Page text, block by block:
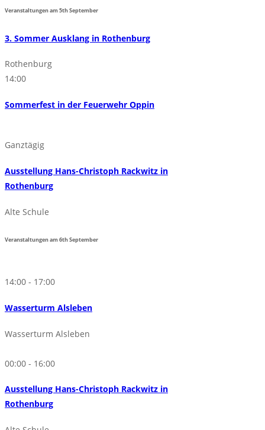
Veranstaltungen am5thSeptember
3. Sommer Ausklang in Rothenburg
Rothenburg
14:00
Sommerfest in der Feuerwehr Oppin
Ganztägig
Ausstellung Hans-Christoph Rackwitz in
Rothenburg
Alte Schule
Veranstaltungen am6thSeptember
14:00 - 17:00
Wasserturm Alsleben
Wasserturm Alsleben
00:00 - 16:00
Ausstellung Hans-Christoph Rackwitz in
Rothenburg